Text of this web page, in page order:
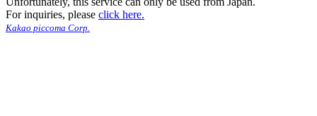
For inquiries, please click here.
Kakao piccoma Corp.